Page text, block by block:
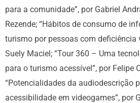
para a comunidade”, por Gabriel
Rezende; “Hábitos de consumo de
turismo por pessoas com deficiência
Suely Maciel; “Tour 360 – Uma
para o turismo acessível”, por Felipe
“Potencialidades da audiodescrição
acessibilidade em videogames”, por